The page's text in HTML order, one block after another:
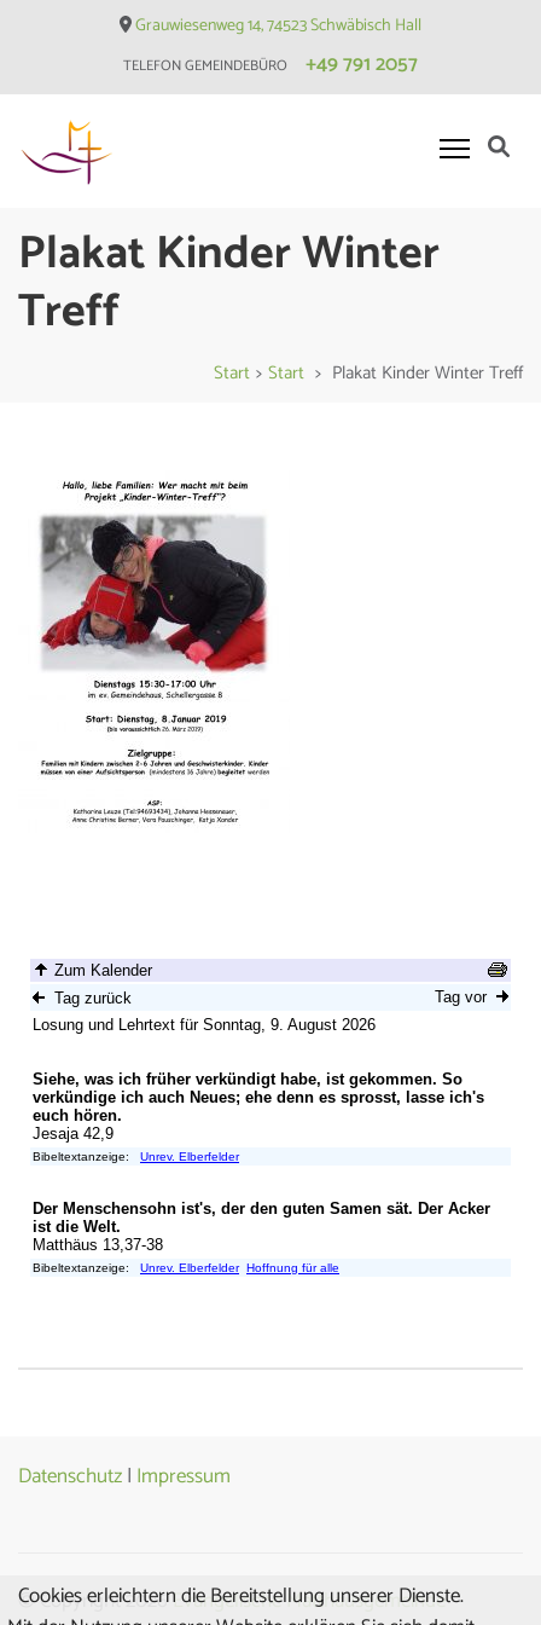
Grauwiesenweg 14, 74523 Schwäbisch Hall
TELEFON GEMEINDEBÜRO +49 791 2057
Hessental
Plakat Kinder Winter
Treff
Start > Start > Plakat Kinder Winter Treff
Datenschutz| Impressum
© Copyright 2026Evangelische Matthäusgemeinde
Cookies erleichtern die Bereitstellung unserer Dienste.